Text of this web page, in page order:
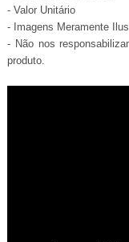
- Valor Unitário
- Imagens Meramente
- Não nos
produto.